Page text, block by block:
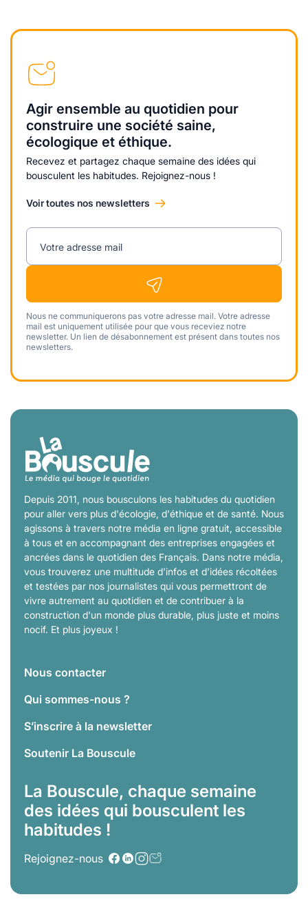
Agir ensemble au quotidien pour
construire une société saine,
écologique et éthique.
Recevez et partagez chaque semaine des idées qui
bousculent les habitudes. Rejoignez-nous !
Voir toutes nos newsletters
Votre adresse mail
Nous ne communiquerons pas votre adresse mail. Votre adresse
mail est uniquement utilisée pour que vous receviez notre
newsletter. Un lien de désabonnement est présent dans toutes nos
newsletters.
Depuis 2011, nous bousculons les habitudes du quotidien
pour aller vers plus d'écologie, d'éthique et de santé. Nous
agissons à travers notre média en ligne gratuit, accessible
à tous et en accompagnant des entreprises engagées et
ancrées dans le quotidien des Français. Dans notre média,
vous trouverez une multitude d'infos et d'idées récoltées
et testées par nos journalistes qui vous permettront de
vivre autrement au quotidien et de contribuer à la
construction d'un monde plus durable, plus juste et moins
nocif. Et plus joyeux !
Nous contacter
Qui sommes-nous ?
S’inscrire à la newsletter
Soutenir La Bouscule
La Bouscule, chaque semaine
des idées qui bousculent les
habitudes !
Rejoignez-nous